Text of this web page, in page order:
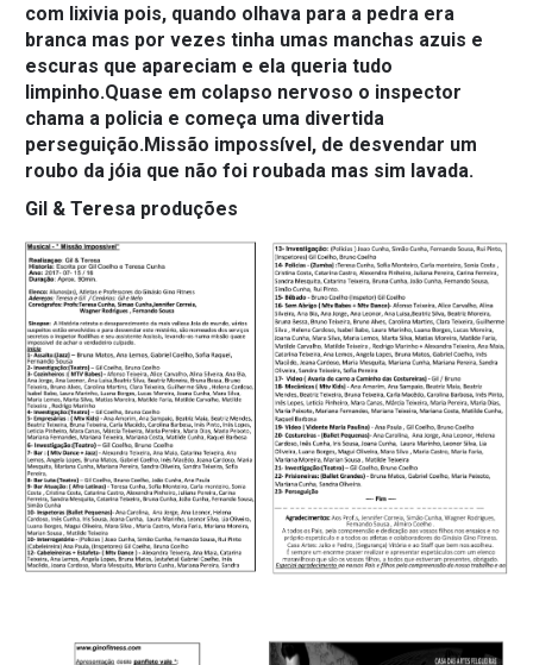
com lixivia pois, quando olhava para a pedra era
branca mas por vezes tinha umas manchas azuis e
escuras que apareciam e ela queria tudo
limpinho.Quase em colapso nervoso o inspector
chama a policia e começa uma divertida
perseguição.Missão impossível, de desvendar um
roubo da jóia que não foi roubada mas sim lavada.
Gil & Teresa produções